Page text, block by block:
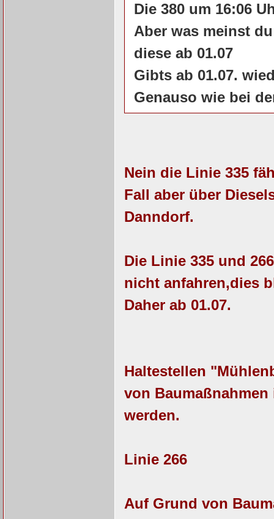
Die 380 um 16:06
Aber was meinst
diese ab 01.07
Gibts ab 01.07.
Genauso wie bei
Nein die Linie 335
Fall aber über
Danndorf.
Die Linie 335 und
nicht anfahren,dies
Daher ab 01.07.
Haltestellen
von
werden.
Linie 266
Auf Grund von